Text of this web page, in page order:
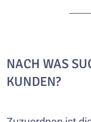
NACH WAS
KUNDEN?